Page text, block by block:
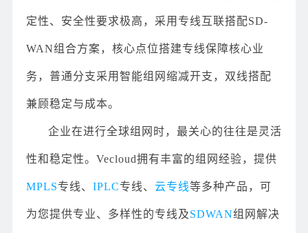
定性、安全性要求极高，采用专线互联搭配SD-
WAN组合方案，核心点位搭建专线保障核心业
务，普通分支采用智能组网缩减开支，双线搭配
兼顾稳定与成本。
企业在进行全球组网时，最关心的往往是灵活
性和稳定性。Vecloud拥有丰富的组网经验，提供
MPLS专线、 IPLC专线、 云专线等多种产品，可
为您提供专业、多样性的专线及SDWAN组网解决